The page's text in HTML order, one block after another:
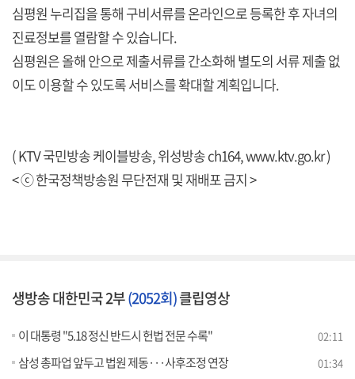
심평원 누리집을 통해 구비서류를 온라인으로 등록한 후 자녀의
진료정보를 열람할 수 있습니다.
심평원은 올해 안으로 제출서류를 간소화해 별도의 서류 제출 없
이도 이용할 수 있도록 서비스를 확대할 계획입니다.
( KTV 국민방송 케이블방송, 위성방송 ch164,www.ktv.go.kr)
< ⓒ 한국정책방송원 무단전재 및 재배포 금지 >
생방송 대한민국 2부(2052회)클립영상
이 대통령 "5.18 정신 반드시 헌법 전문 수록" 02:11
삼성 총파업 앞두고 법원 제동···사후조정 연장 01:34